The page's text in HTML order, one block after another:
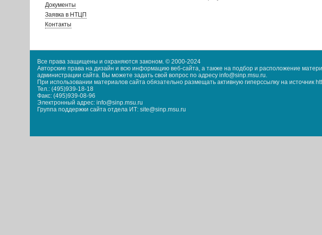
Документы
Заявка в НТЦП
Контакты
Все права защищены и охраняются законом. © 2000-2024
Авторские права на дизайн и всю информацию веб-сайта, а также на подбор и расположение
администрации сайта. Вы можете задать свой вопрос по адресу info@sinp.msu.ru.
При использовании материалов сайта обязательно размещать активную гиперссылку на источник
Тел.: (495)939-18-18
Факс: (495)939-08-96
Электронный адрес: info@sinp.msu.ru
Группа поддержки сайта отдела ИТ: site@sinp.msu.ru